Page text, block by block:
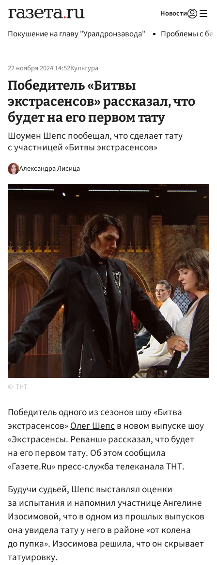
Новости
Покушение на главу "Уралдронзавода" Проблемы с
22 ноября 2024 14:52Культура
Победитель «Битвы
экстрасенсов» рассказал, что
будет на его первом тату
Шоумен Шепс пообещал, что сделает тату
с участницей «Битвы экстрасенсов»
Александра Лисица
ТНТ
Победитель одного из сезонов шоу «Битва
экстрасенсов»Олег Шепсв новом выпуске шоу
«Экстрасенсы. Реванш» рассказал, что будет
на его первом тату. Об этом сообщила
«Газете.Ru» пресс-служба телеканала ТНТ.
Будучи судьей, Шепс выставлял оценки
за испытания и напомнил участнице Ангелине
Изосимовой, что в одном из прошлых выпусков
она увидела тату у него в районе «от колена
до пупка». Изосимова решила, что он скрывает
татуировку.